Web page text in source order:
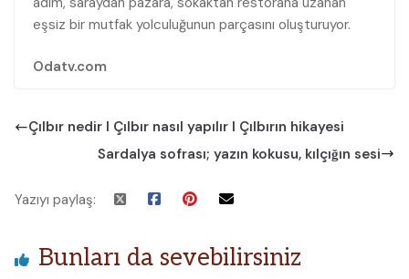
eşsiz bir mutfak yolculuğunun parçasını oluşturuyor.
Odatv.com
Çılbır nedir I Çılbır nasıl yapılır I Çılbırın hikayesi
Sardalya sofrası; yazın kokusu, kılçığın sesi
Yazıyı paylaş:
Bunları da sevebilirsiniz